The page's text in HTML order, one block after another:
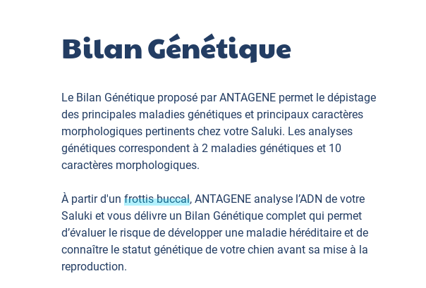
Bilan Génétique
Le Bilan Génétique proposé par ANTAGENE permet le dépistage
des principales maladies génétiques et principaux caractères
morphologiques pertinents chez votre Saluki. Les analyses
génétiques correspondent à 2 maladies génétiques et 10
caractères morphologiques.
À partir d'un frottis buccal, ANTAGENE analyse l’ADN de votre
Saluki et vous délivre un Bilan Génétique complet qui permet
d’évaluer le risque de développer une maladie héréditaire et de
connaître le statut génétique de votre chien avant sa mise à la
reproduction.